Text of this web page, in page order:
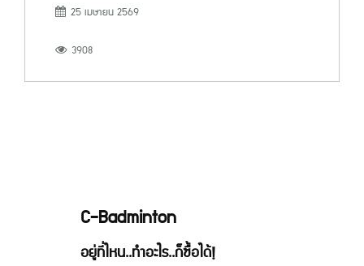
25 เมษายน 2569
3908
C-Badminton
อยู่ที่ไหน..ทำอะไร..ก็ซื้อได้!